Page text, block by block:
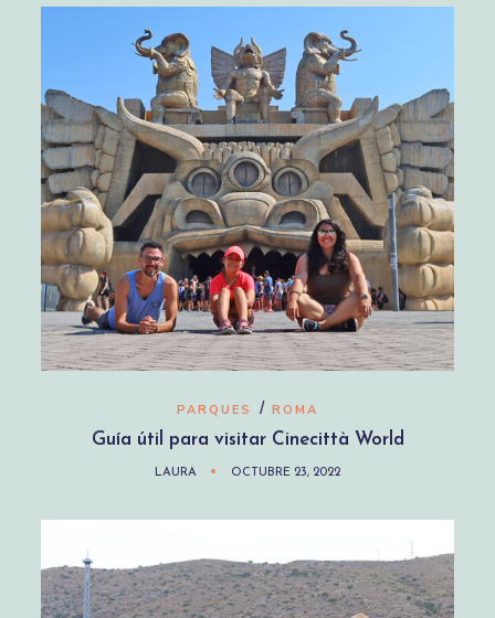
PARQUES / ROMA
Guía útil para visitar Cinecittà World
LAURA OCTUBRE 23, 2022